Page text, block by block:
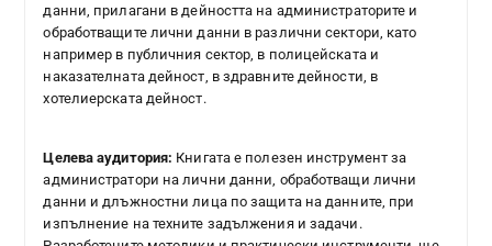
данни, прилагани в дейността на администраторите и
обработващите лични данни в различни сектори, като
например в публичния сектор, в полицейската и
наказателната дейност, в здравните дейности, в
хотелиерската дейност.
Целева аудитория: Книгата е полезен инструмент за
администратори на лични данни, обработващи лични
данни и длъжностни лица по защита на данните, при
изпълнение на техните задължения и задачи.